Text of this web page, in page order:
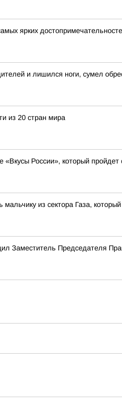
ярких
и лишился ноги, сумел
из 20 стран мира
России», который
из сектора Газа,
Заместитель Председателя